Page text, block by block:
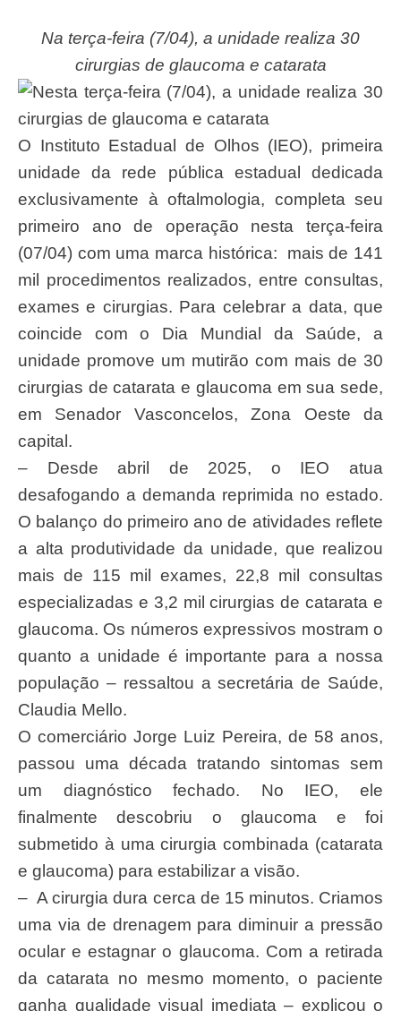
Na terça-feira (7/04), a unidade realiza 30
cirurgias de glaucoma e catarata
O Instituto Estadual de Olhos (IEO), primeira
unidade da rede pública estadual dedicada
exclusivamente à oftalmologia, completa seu
primeiro ano de operação nesta terça-feira
(07/04) com uma marca histórica: mais de 141
mil procedimentos realizados, entre consultas,
exames e cirurgias. Para celebrar a data, que
coincide com o Dia Mundial da Saúde, a
unidade promove um mutirão com mais de 30
cirurgias de catarata e glaucoma em sua sede,
em Senador Vasconcelos, Zona Oeste da
capital.
– Desde abril de 2025, o IEO atua
desafogando a demanda reprimida no estado.
O balanço do primeiro ano de atividades reflete
a alta produtividade da unidade, que realizou
mais de 115 mil exames, 22,8 mil consultas
especializadas e 3,2 mil cirurgias de catarata e
glaucoma. Os números expressivos mostram o
quanto a unidade é importante para a nossa
população – ressaltou a secretária de Saúde,
Claudia Mello.
O comerciário Jorge Luiz Pereira, de 58 anos,
passou uma década tratando sintomas sem
um diagnóstico fechado. No IEO, ele
finalmente descobriu o glaucoma e foi
submetido à uma cirurgia combinada (catarata
e glaucoma) para estabilizar a visão.
– A cirurgia dura cerca de 15 minutos. Criamos
uma via de drenagem para diminuir a pressão
ocular e estagnar o glaucoma. Com a retirada
da catarata no mesmo momento, o paciente
ganha qualidade visual imediata – explicou o